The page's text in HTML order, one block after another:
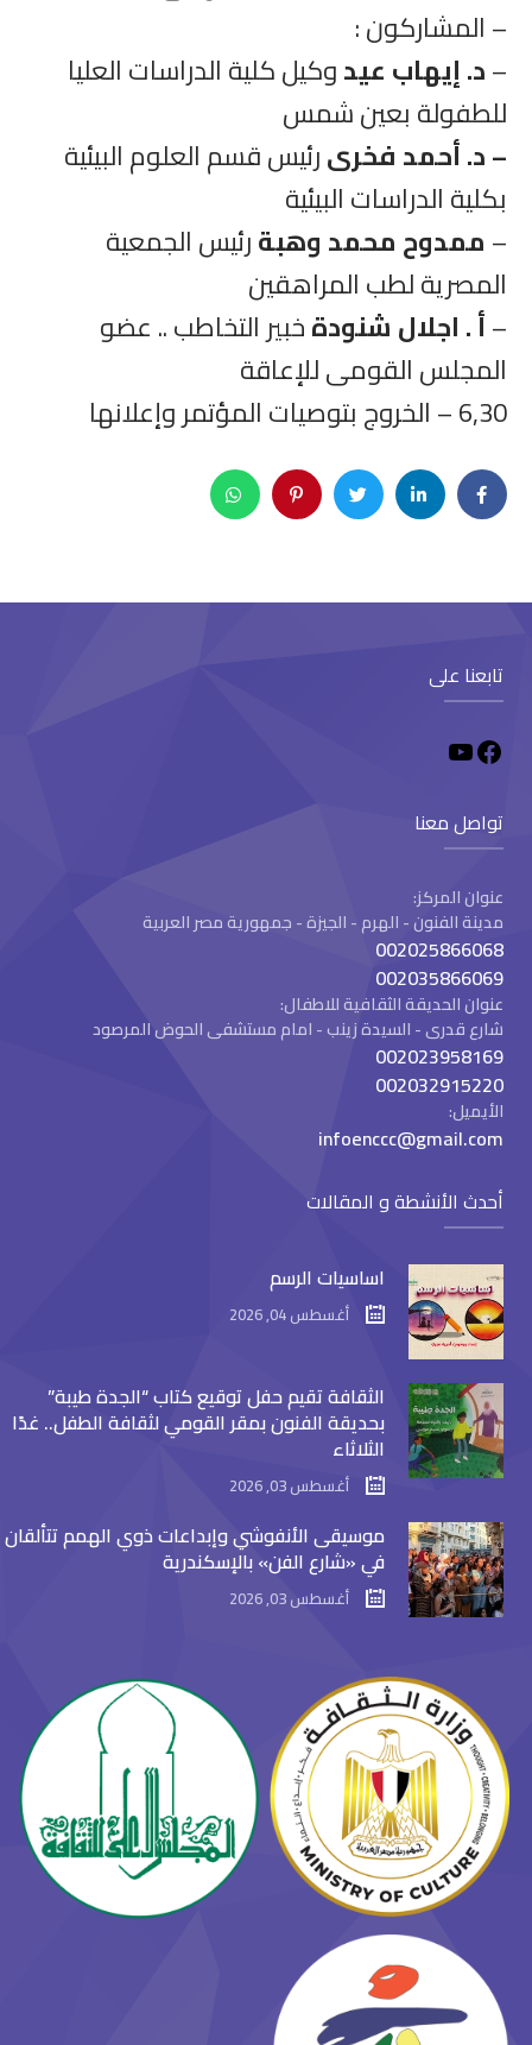
– المشاركون :
–د. إيهاب عيدوكيل كلية الدراسات العليا
للطفولة بعين شمس
– د. أحمد فخرىرئيس قسم العلوم البيئية
بكلية الدراسات البيئية
–ممدوح محمد وهبةرئيس الجمعية
المصرية لطب المراهقين
–أ . اجلال شنودةخبير التخاطب .. عضو
المجلس القومى للإعاقة
6,30 – الخروج بتوصيات المؤتمر وإعلانها
تابعنا على
تواصل معنا
عنوان المركز:
مدينة الفنون - الهرم - الجيزة - جمهورية مصر العربية
002025866068
002035866069
عنوان الحديقة الثقافية للاطفال:
شارع قدرى - السيدة زينب - امام مستشفى الحوض المرصود
002023958169
002032915220
الأيميل:
infoenccc@gmail.com
أحدث الأنشطة و المقالات
اساسيات الرسم
أغسطس 04, 2026
الثقافة تقيم حفل توقيع كتاب “الجدة طيبة”
بحديقة الفنون بمقر القومي لثقافة الطفل.. غدًا
الثلاثاء
أغسطس 03, 2026
موسيقى الأنفوشي وإبداعات ذوي الهمم تتألقان
في «شارع الفن» بالإسكندرية
أغسطس 03, 2026